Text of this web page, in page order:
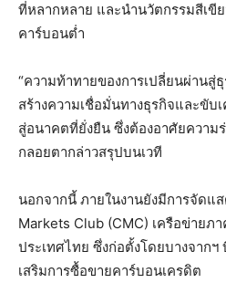
ที่หลากหลาย และนำนวัตกรรมสีเขีย
คาร์บอนต่ำ
“ความท้าทายของการเปลี่ยนผ่านสู่
สร้างความเชื่อมั่นทางธุรกิจและขับ
สู่อนาคตที่ยั่งยืน ซึ่งต้องอาศัยความ
กลอยตากล่าวสรุปบนเวที
นอกจากนี้ ภายในงานยังมีการจัดแ
Markets Club (CMC) เครือข่ายภ
ประเทศไทย ซึ่งก่อตั้งโดยบางจาก
เสริมการซื้อขายคาร์บอนเครดิต